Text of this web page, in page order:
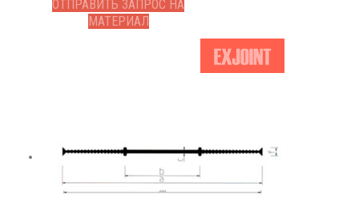
ОТПРАВИТЬ ЗАПРОС НА
МАТЕРИАЛ